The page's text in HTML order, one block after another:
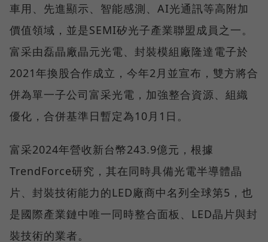
車用、先進顯示、智能感測、AI光通訊等高附加
價值領域，並是SEMI矽光子產業聯盟成員之一。
富采由磊晶廠晶元光電、封裝模組廠隆達電子於
2021年換股合作成立，今年2月並宣布，雙方將合
併為單一子公司富采光電，加強整合資源、組織
優化，合併基準日暫定為10月1日。
富采2024年營收新台幣243.9億元，根據
TrendForce研究，其在同時具備光電半導體晶
片、封裝技術能力的LED廠商中名列全球第5，也
是國際產業鏈中唯一同時整合面板、LED晶片與封
裝技術的業者。